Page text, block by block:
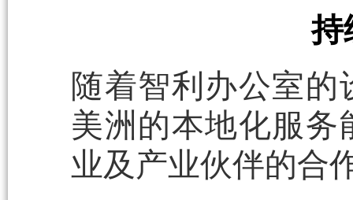
持
随着智利办公室
美洲的本地化服
业及产业伙伴的合